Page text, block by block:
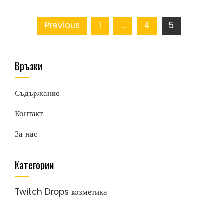
PostsPrevious 1 … 4 5
Връзки
Съдържание
Контакт
За нас
Категории
Twitch Drops козметика